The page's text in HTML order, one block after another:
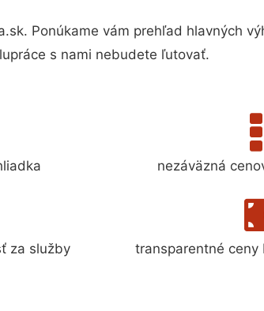
Ponúkame vám prehľad hlavných
s nami nebudete ľutovať.
nezáväzná
za služby transparentné